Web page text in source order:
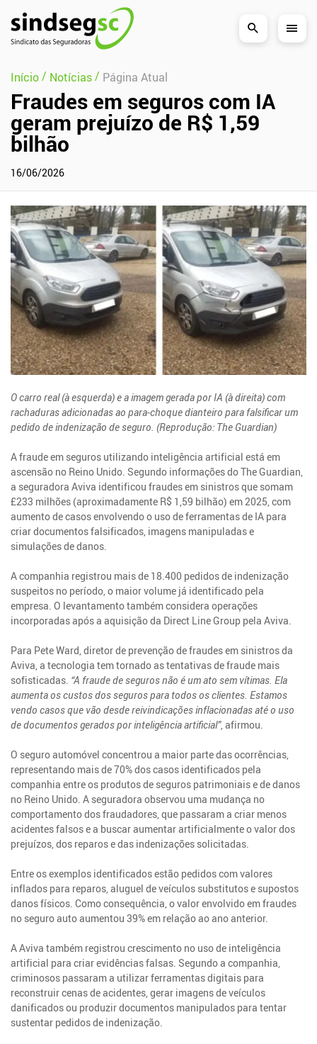
Pular Navegação (s)
Início/ Notícias/ Página Atual
Fraudes em seguros com IA
geram prejuízo de R$ 1,59
bilhão
16/06/2026
O carro real (à esquerda) e a imagem gerada por IA (à direita) com
rachaduras adicionadas ao para-choque dianteiro para falsificar um
pedido de indenização de seguro. (Reprodução: The Guardian)
A fraude em seguros utilizando inteligência artificial está em
ascensão no Reino Unido. Segundo informações do The Guardian,
a seguradora Aviva identificou fraudes em sinistros que somam
£233 milhões (aproximadamente R$ 1,59 bilhão) em 2025, com
aumento de casos envolvendo o uso de ferramentas de IA para
criar documentos falsificados, imagens manipuladas e
simulações de danos.
A companhia registrou mais de 18.400 pedidos de indenização
suspeitos no período, o maior volume já identificado pela
empresa. O levantamento também considera operações
incorporadas após a aquisição da Direct Line Group pela Aviva.
Para Pete Ward, diretor de prevenção de fraudes em sinistros da
Aviva, a tecnologia tem tornado as tentativas de fraude mais
sofisticadas. “A fraude de seguros não é um ato sem vítimas. Ela
aumenta os custos dos seguros para todos os clientes. Estamos
vendo casos que vão desde reivindicações inflacionadas até o uso
de documentos gerados por inteligência artificial”, afirmou.
O seguro automóvel concentrou a maior parte das ocorrências,
representando mais de 70% dos casos identificados pela
companhia entre os produtos de seguros patrimoniais e de danos
no Reino Unido. A seguradora observou uma mudança no
comportamento dos fraudadores, que passaram a criar menos
acidentes falsos e a buscar aumentar artificialmente o valor dos
prejuízos, dos reparos e das indenizações solicitadas.
Entre os exemplos identificados estão pedidos com valores
inflados para reparos, aluguel de veículos substitutos e supostos
danos físicos. Como consequência, o valor envolvido em fraudes
no seguro auto aumentou 39% em relação ao ano anterior.
A Aviva também registrou crescimento no uso de inteligência
artificial para criar evidências falsas. Segundo a companhia,
criminosos passaram a utilizar ferramentas digitais para
reconstruir cenas de acidentes, gerar imagens de veículos
danificados ou produzir documentos manipulados para tentar
sustentar pedidos de indenização.